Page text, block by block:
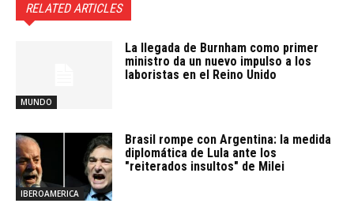
RELATED ARTICLES
MUNDO
La llegada de Burnham como primer
ministro da un nuevo impulso a los
laboristas en el Reino Unido
IBEROAMERICA
Brasil rompe con Argentina: la medida
diplomática de Lula ante los
"reiterados insultos" de Milei